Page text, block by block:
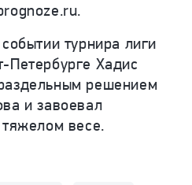
турнира лиги
Хадис
решением
и завоевал
весе.